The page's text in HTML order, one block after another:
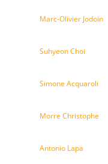
Marc-Olivier Jodoin
Suhyeon Choi
Simone Acquaroli
Morre Christophe
Antonio Lapa